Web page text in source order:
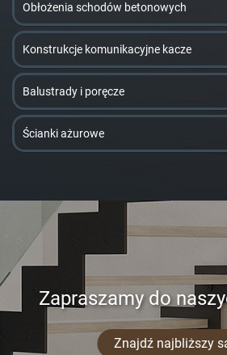
Obłożenia schodów betonowych
Konstrukcje komunikacyjne kacze
Balustrady i poręcze
Ścianki ażurowe
Zapraszamy do
Znajdź najbliższy